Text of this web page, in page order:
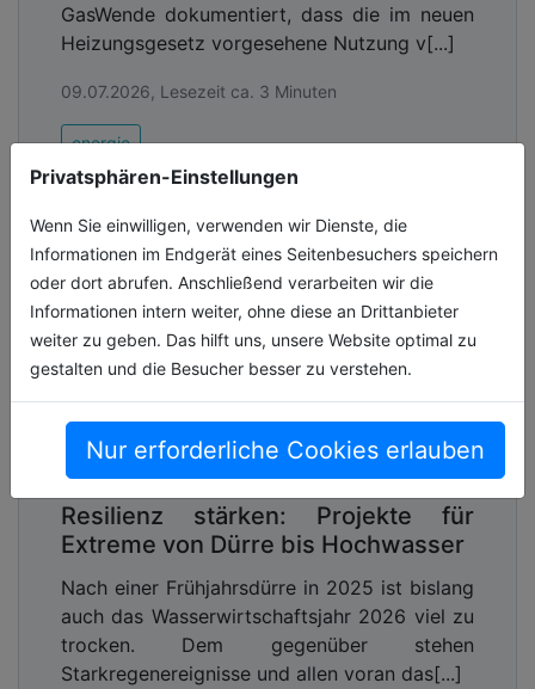
Privatsphären-Einstellungen
Wenn Sie einwilligen, verwenden wir Dienste, die
Informationen im Endgerät eines Seitenbesuchers speichern
oder dort abrufen. Anschließend verarbeiten wir die
Informationen intern weiter, ohne diese an Drittanbieter
weiter zu geben. Das hilft uns, unsere Website optimal zu
gestalten und die Besucher besser zu verstehen.
Nur erforderliche Cookies erlauben
GasWende dokumentiert, dass die im neuen
Heizungsgesetz vorgesehene Nutzung v[...]
09.07.2026, Lesezeit ca. 3 Minuten
energie
Resilienz stärken: Projekte für
Extreme von Dürre bis Hochwasser
Nach einer Frühjahrsdürre in 2025 ist bislang
auch das Wasserwirtschaftsjahr 2026 viel zu
trocken. Dem gegenüber stehen
Starkregenereignisse und allen voran das[...]